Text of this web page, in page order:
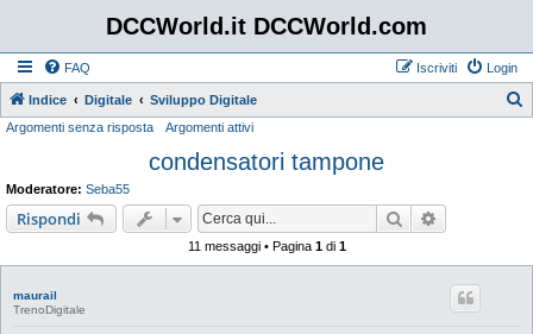
DCCWorld.it DCCWorld.com
FAQ Login
Iscriviti
Indice Digitale Sviluppo Digitale
Argomenti senza risposta Argomenti attivi
condensatori tampone
Moderatore: Seba55
Rispondi Cerca
11 messaggi • Pagina 1di 1
maurail
TrenoDigitale